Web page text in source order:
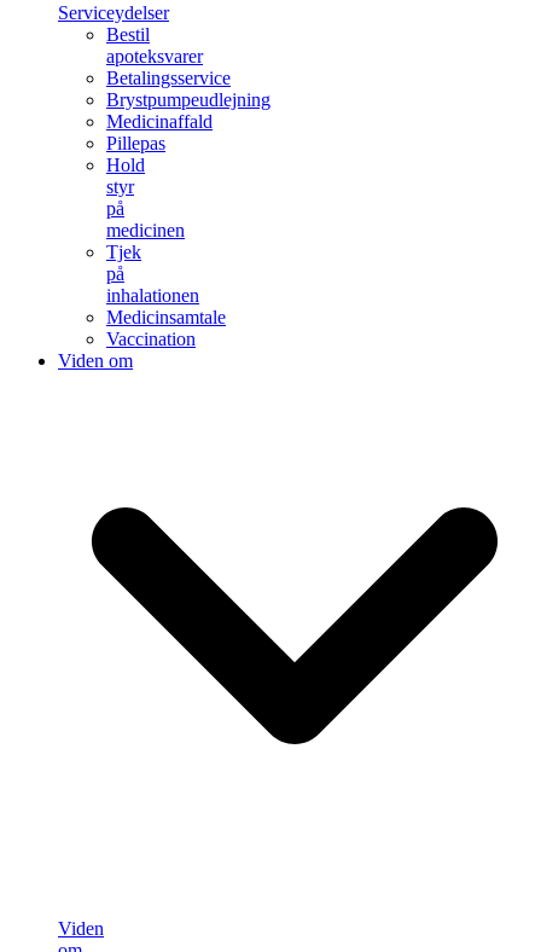
Serviceydelser
Bestil
apoteksvarer
Betalingsservice
Brystpumpeudlejning
Medicinaffald
Pillepas
Hold
styr
på
medicinen
Tjek
på
inhalationen
Medicinsamtale
Vaccination
Viden om
Viden